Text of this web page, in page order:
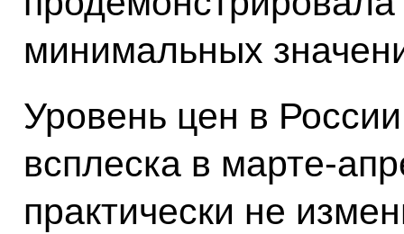
минимальных
Уровень цен в
всплеска в марте-
практически не